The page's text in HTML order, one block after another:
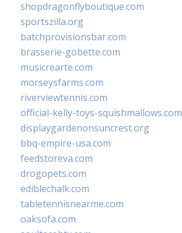
shopdragonflyboutique.com
sportszilla.org
batchprovisionsbar.com
brasserie-gobette.com
musicrearte.com
morseysfarms.com
riverviewtennis.com
official-kelly-toys-squishmallows.com
displaygardenonsuncrest.org
bbq-empire-usa.com
feedstoreva.com
drogopets.com
ediblechalk.com
tabletennisnearme.com
oaksofa.com